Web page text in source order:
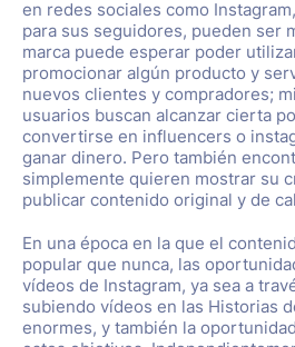
en redes sociales como
para sus seguidores, pueden ser
marca puede esperar poder
promocionar algún producto y
nuevos clientes y compradores;
usuarios buscan alcanzar cierta
convertirse en influencers o
ganar dinero. Pero también
simplemente quieren mostrar su
publicar contenido original y de
En una época en la que el
popular que nunca, las
vídeos de Instagram, ya sea a
subiendo vídeos en las Historias
enormes, y también la